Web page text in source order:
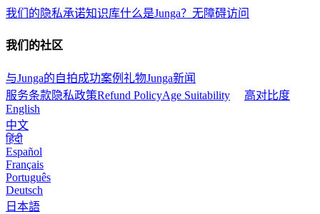
我们的隐私承诺知识库什么是Junga？ 无障碍访问
我们的社区
与Junga的自拍成功案例 礼物Junga新闻
服务条款隐私政策Refund PolicyAge Suitability
高对比度
English
中文
हिंदी
Español
Français
Português
Deutsch
日本語